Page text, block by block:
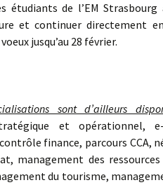
étudiants de l’EM
et continuer directement
jusqu’au 28 février.
sont d’ailleurs
et opérationnel,
finance, parcours CCA,
management des
du tourisme,